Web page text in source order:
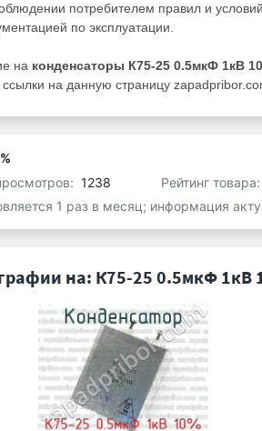
потребителем правил и
по эксплуатации.
на конденсаторы К75-25 0.5мкФ 1кВ
на данную страницу
1238 Рейтинг товара:
1 раз в месяц; информация
на: К75-25 0.5мкФ 1кВ